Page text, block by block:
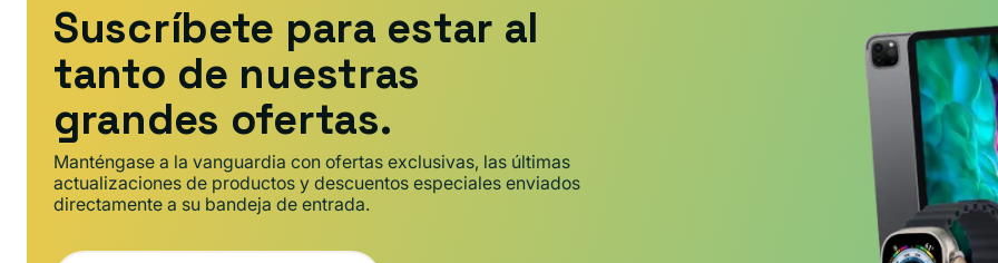
Suscríbete para estar al
tanto de nuestras
grandes ofertas.
Manténgase a la vanguardia con ofertas exclusivas, las últimas
actualizaciones de productos y descuentos especiales enviados
directamente a su bandeja de entrada.